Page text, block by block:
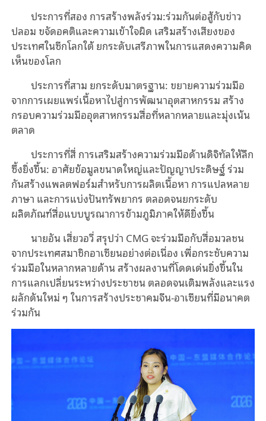
ประการที่สอง การสร้างพลังร่วม:ร่วมกันต่อสู้กับข่าว
ปลอม ขจัดอคติและความเข้าใจผิด เสริมสร้างเสียงของ
ประเทศในซีกโลกใต้ ยกระดับเสรีภาพในการแสดงความคิด
เห็นของโลก
ประการที่สาม ยกระดับมาตรฐาน: ขยายความร่วมมือ
จากการเผยแพร่เนื้อหาไปสู่การพัฒนาอุตสาหกรรม สร้าง
กรอบความร่วมมืออุตสาหกรรมสื่อที่หลากหลายและมุ่งเน้น
ตลาด
ประการที่สี่ การเสริมสร้างความร่วมมือด้านดิจิทัลให้ลึก
ซึ้งยิ่งขึ้น: อาศัยข้อมูลขนาดใหญ่และปัญญาประดิษฐ์ ร่วม
กันสร้างแพลตฟอร์มสำหรับการผลิตเนื้อหา การแปลหลาย
ภาษา และการแบ่งปันทรัพยากร ตลอดจนยกระดับ
ผลิตภัณฑ์สื่อแบบบูรณาการข้ามภูมิภาคให้ดียิ่งขึ้น
นายอัน เสี่ยวอวี่ สรุปว่า CMG จะร่วมมือกับสื่อมวลชน
จากประเทศสมาชิกอาเซียนอย่างต่อเนื่อง เพื่อกระชับความ
ร่วมมือในหลากหลายด้าน สร้างผลงานที่โดดเด่นยิ่งขึ้นใน
การแลกเปลี่ยนระหว่างประชาชน ตลอดจนเติมพลังและแรง
ผลักดันใหม่ ๆ ในการสร้างประชาคมจีน-อาเซียนที่มีอนาคต
ร่วมกัน